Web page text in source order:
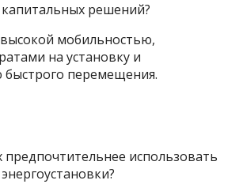
решений?
мобильностью,
на установку и
перемещения.
предпочтительнее использовать